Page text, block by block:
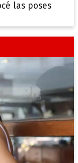
las poses